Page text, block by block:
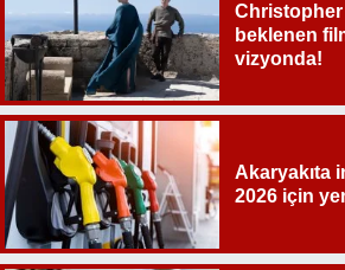
Christopher
beklenen
vizyonda!
Akaryakıta
2026 için